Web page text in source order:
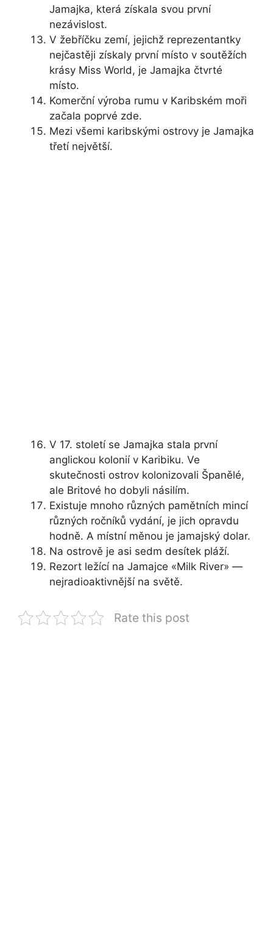
Jamajka, která získala svou první
nezávislost.
V žebříčku zemí, jejichž reprezentantky
nejčastěji získaly první místo v soutěžích
krásy Miss World, je Jamajka čtvrté
místo.
Komerční výroba rumu v Karibském moři
začala poprvé zde.
Mezi všemi karibskými ostrovy je Jamajka
třetí největší.
V 17. století se Jamajka stala první
anglickou kolonií v Karibiku. Ve
skutečnosti ostrov kolonizovali Španělé,
ale Britové ho dobyli násilím.
Existuje mnoho různých pamětních mincí
různých ročníků vydání, je jich opravdu
hodně. A místní měnou je jamajský dolar.
Na ostrově je asi sedm desítek pláží.
Rezort ležící na Jamajce «Milk River» —
nejradioaktivnější na světě.
Rate this post